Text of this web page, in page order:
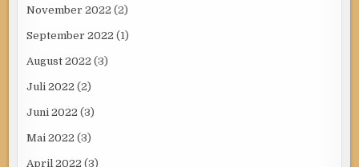
November 2022 (2)
September 2022 (1)
August 2022 (3)
Juli 2022 (2)
Juni 2022 (3)
Mai 2022 (3)
April 2022 (3)